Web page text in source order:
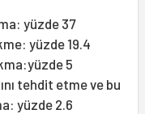
yüzde 37
yüzde 19.4
5
tehdit etme ve bu
yüzde 2.6